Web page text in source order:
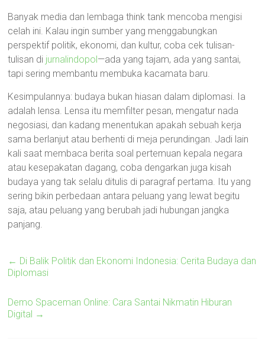
Banyak media dan lembaga think tank mencoba mengisi
celah ini. Kalau ingin sumber yang menggabungkan
perspektif politik, ekonomi, dan kultur, coba cek tulisan-
tulisan di jurnalindopol—ada yang tajam, ada yang santai,
tapi sering membantu membuka kacamata baru.
Kesimpulannya: budaya bukan hiasan dalam diplomasi. Ia
adalah lensa. Lensa itu memfilter pesan, mengatur nada
negosiasi, dan kadang menentukan apakah sebuah kerja
sama berlanjut atau berhenti di meja perundingan. Jadi lain
kali saat membaca berita soal pertemuan kepala negara
atau kesepakatan dagang, coba dengarkan juga kisah
budaya yang tak selalu ditulis di paragraf pertama. Itu yang
sering bikin perbedaan antara peluang yang lewat begitu
saja, atau peluang yang berubah jadi hubungan jangka
panjang.
← Di Balik Politik dan Ekonomi Indonesia: Cerita Budaya dan
Diplomasi
Demo Spaceman Online: Cara Santai Nikmatin Hiburan
Digital →